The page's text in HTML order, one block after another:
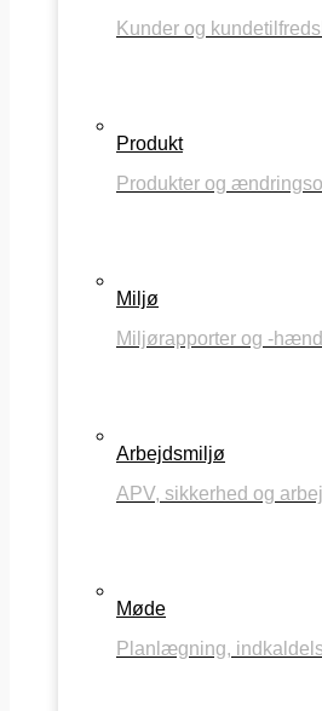
Kunder og
Produkt
Produkter og
Miljø
Miljørapporter og -
Arbejdsmiljø
APV, sikkerhed og
Møde
Planlægning,